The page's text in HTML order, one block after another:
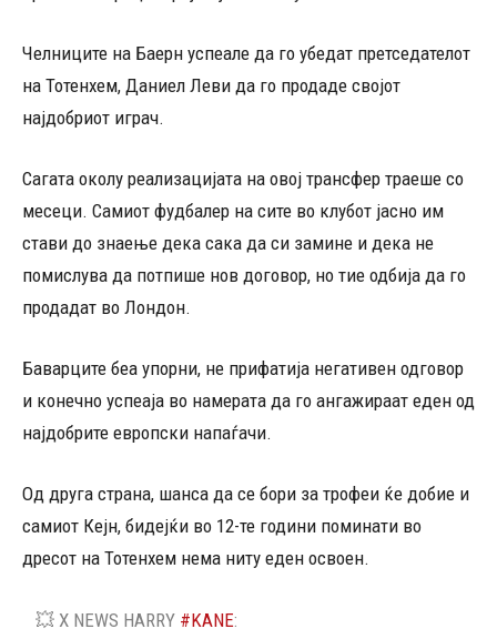
Челниците на Баерн успеале да го убедат претседателот
на Тотенхем, Даниел Леви да го продаде својот
најдобриот играч.
Сагата околу реализацијата на овој трансфер траеше со
месеци. Самиот фудбалер на сите во клубот јасно им
стави до знаење дека сака да си замине и дека не
помислува да потпише нов договор, но тие одбија да го
продадат во Лондон.
Баварците беа упорни, не прифатија негативен одговор
и конечно успеаја во намерата да го ангажираат еден од
најдобрите европски напаѓачи.
Од друга страна, шанса да се бори за трофеи ќе добие и
самиот Кејн, бидејќи во 12-те години поминати во
дресот на Тотенхем нема ниту еден освоен.
💥 X NEWS HARRY #KANE: